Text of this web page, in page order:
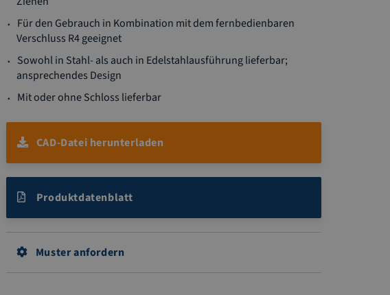
Für den Gebrauch in Kombination mit dem fernbedienbaren
Verschluss R4 geeignet
Sowohl in Stahl- als auch in Edelstahlausführung lieferbar;
ansprechendes Design
Mit oder ohne Schloss lieferbar
CAD-Datei herunterladen
Produktdatenblatt
Muster anfordern